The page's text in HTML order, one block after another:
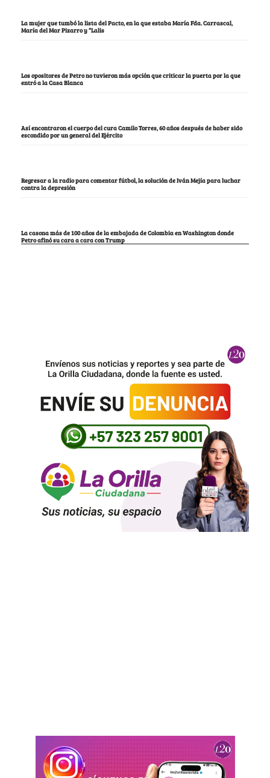
La mujer que tumbó la lista del Pacto, en la que estaba María Fda. Carrascal,
María del Mar Pizarro y “Lalis
Los opositores de Petro no tuvieron más opción que criticar la puerta por la que
entró a la Casa Blanca
Así encontraron el cuerpo del cura Camilo Torres, 60 años después de haber sido
escondido por un general del Ejército
Regresar a la radio para comentar fútbol, la solución de Iván Mejía para luchar
contra la depresión
La casona más de 100 años de la embajada de Colombia en Washington donde
Petro afinó su cara a cara con Trump